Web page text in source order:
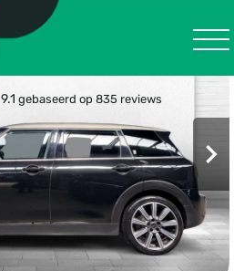
9.1 gebaseerd op 835 reviews